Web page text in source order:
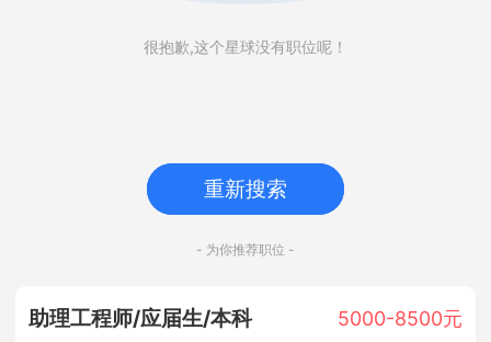
很抱歉,这个星球没有职位呢！
重新搜索
- 为你推荐职位 -
助理工程师/应届生/本科 5000-8500元